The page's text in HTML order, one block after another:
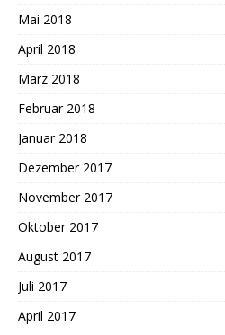
Mai 2018
April 2018
März 2018
Februar 2018
Januar 2018
Dezember 2017
November 2017
Oktober 2017
August 2017
Juli 2017
April 2017